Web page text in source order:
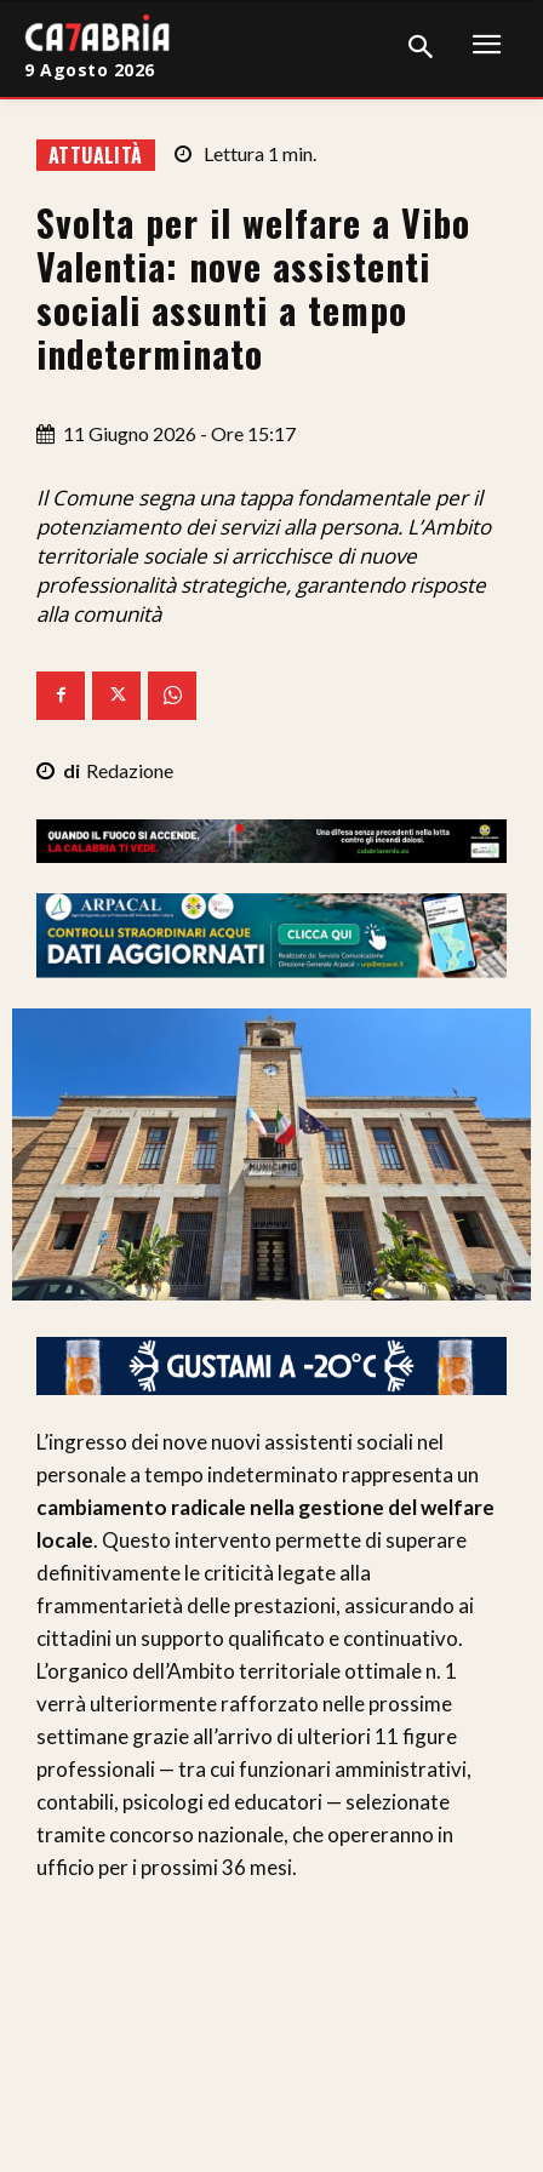
Cronaca
Giudiziaria
Politica
Sport
Sanità
Economia
Ita-Mondo
C7 Play
We Calabria
Mix Zone
9 Agosto 2026
ATTUALITÀ Lettura 1 min.
Svolta per il welfare a Vibo
Valentia: nove assistenti
sociali assunti a tempo
indeterminato
11 Giugno 2026 - Ore 15:17
Il Comune segna una tappa fondamentale per il
potenziamento dei servizi alla persona. L’Ambito
territoriale sociale si arricchisce di nuove
professionalità strategiche, garantendo risposte
alla comunità
Redazione
L’ingresso dei nove nuovi assistenti sociali nel
personale a tempo indeterminato rappresenta un
cambiamento radicale nella gestione del welfare
locale. Questo intervento permette di superare
definitivamente le criticità legate alla
frammentarietà delle prestazioni, assicurando ai
cittadini un supporto qualificato e continuativo.
L’organico dell’Ambito territoriale ottimale n. 1
verrà ulteriormente rafforzato nelle prossime
settimane grazie all’arrivo di ulteriori 11 figure
professionali — tra cui funzionari amministrativi,
contabili, psicologi ed educatori — selezionate
tramite concorso nazionale, che opereranno in
ufficio per i prossimi 36 mesi.